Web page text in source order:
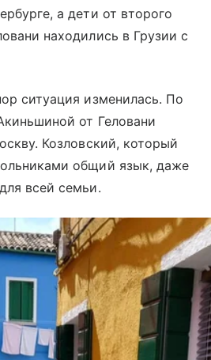
а дети от второго
находились в Грузии с
ситуация изменилась. По
от Геловани
Козловский, который
общий язык, даже
всей семьи.